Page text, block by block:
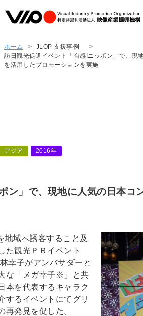
ホーム > JLOP 支援事例
>
訪日観光促進イベント「台感!ニッポン」で、現
を活用したプロモーションを実施
アジア 2016年
ン」で、現地に人気の日本コ
地域へ誘客すること及
た観光ＰＲイベント
幸子がアンバサダーと
な「メガ幸子※」と共
本を代表するキャラク
するイベントにてグリ
発見を促した。